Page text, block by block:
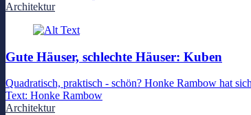
Architektur
Gute Häuser, schlechte Häuser: Kuben
Quadratisch, praktisch - schön? Honke Rambow hat
Text: Honke Rambow
Architektur